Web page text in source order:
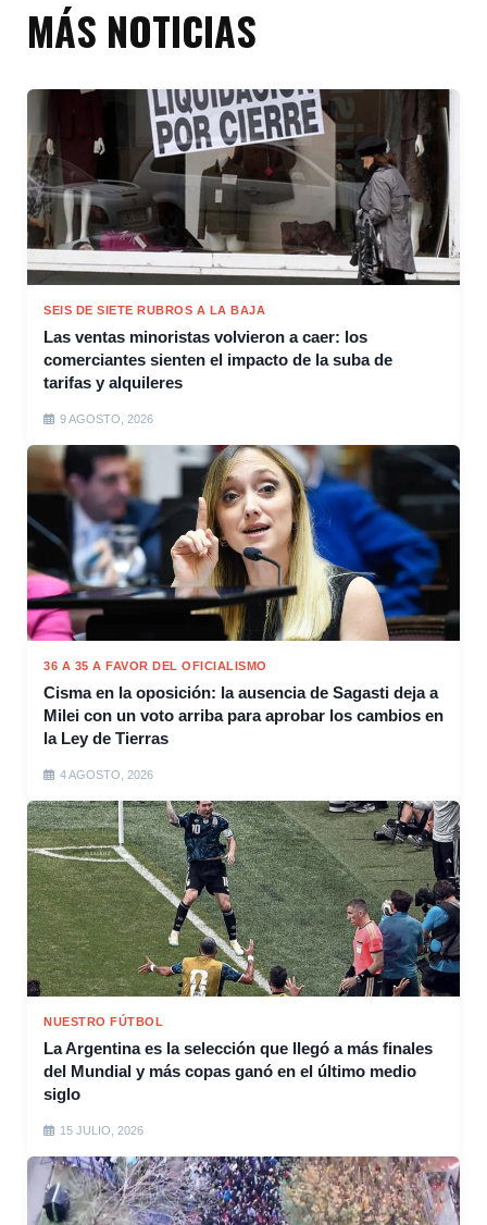
MÁS NOTICIAS
SEIS DE SIETE RUBROS A LA BAJA
Las ventas minoristas volvieron a caer: los
comerciantes sienten el impacto de la suba de
tarifas y alquileres
9 AGOSTO, 2026
36 A 35 A FAVOR DEL OFICIALISMO
Cisma en la oposición: la ausencia de Sagasti deja a
Milei con un voto arriba para aprobar los cambios en
la Ley de Tierras
4 AGOSTO, 2026
NUESTRO FÚTBOL
La Argentina es la selección que llegó a más finales
del Mundial y más copas ganó en el último medio
siglo
15 JULIO, 2026